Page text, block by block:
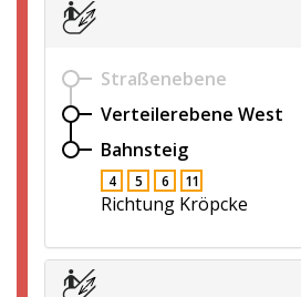
Straßenebene
Verteilerebene West
Bahnsteig
4 5 6 11
Richtung Kröpcke